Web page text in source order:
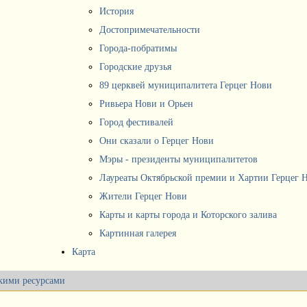
История
Достопримечательности
Города-побратимы
Городские друзья
89 церквей муниципалитета Герцег Нови
Ривьера Нови и Орьен
Город фестивалей
Они сказали о Герцег Нови
Мэры - президенты муниципалитетов
Лауреаты Октябрьской премии и Хартии Герцег
Жители Герцег Нови
Карты и карты города и Которского залива
Картинная галерея
Карта
ресурсами